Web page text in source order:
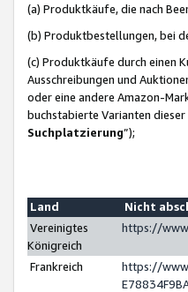
(a) Produktkäufe, die nach
(b) Produktbestellungen, bei
(c) Produktkäufe durch einen
Ausschreibungen und
oder eine andere Amazon-
buchstabierte Varianten dieser
Suchplatzierung”);
Land
Nicht
Vereinigtes
Königreich
https://
Frankreich
https://